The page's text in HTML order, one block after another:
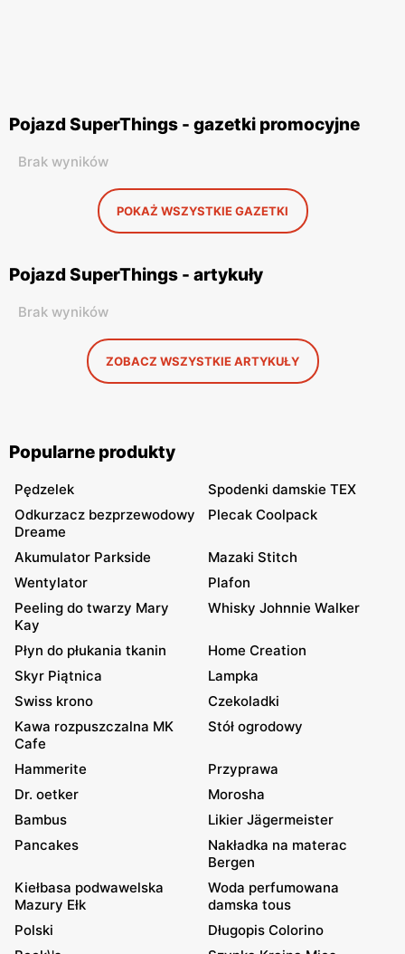
Pojazd SuperThings - gazetki promocyjne
Brak wyników
POKAŻ WSZYSTKIE GAZETKI
Pojazd SuperThings - artykuły
Brak wyników
ZOBACZ WSZYSTKIE ARTYKUŁY
Popularne produkty
Pędzelek
Spodenki damskie TEX
Odkurzacz bezprzewodowy
Dreame
Plecak Coolpack
Akumulator Parkside
Mazaki Stitch
Wentylator
Plafon
Peeling do twarzy Mary
Kay
Whisky Johnnie Walker
Płyn do płukania tkanin
Home Creation
Skyr Piątnica
Lampka
Swiss krono
Czekoladki
Kawa rozpuszczalna MK
Cafe
Stół ogrodowy
Hammerite
Przyprawa
Dr. oetker
Morosha
Bambus
Likier Jägermeister
Pancakes
Nakładka na materac
Bergen
Kiełbasa podwawelska
Mazury Ełk
Woda perfumowana
damska tous
Polski
Długopis Colorino